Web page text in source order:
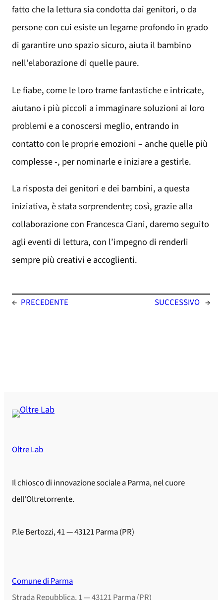
fatto che la lettura sia condotta dai genitori, o da
persone con cui esiste un legame profondo in grado
di garantire uno spazio sicuro, aiuta il bambino
nell’elaborazione di quelle paure.
Le fiabe, come le loro trame fantastiche e intricate,
aiutano i più piccoli a immaginare soluzioni ai loro
problemi e a conoscersi meglio, entrando in
contatto con le proprie emozioni – anche quelle più
complesse -, per nominarle e iniziare a gestirle.
La risposta dei genitori e dei bambini, a questa
iniziativa, è stata sorprendente; così, grazie alla
collaborazione con Francesca Ciani, daremo seguito
agli eventi di lettura, con l’impegno di renderli
sempre più creativi e accoglienti.
← PRECEDENTE SUCCESSIVO →
Oltre Lab
Il chiosco di innovazione sociale a Parma, nel cuore
dell'Oltretorrente.
P.le Bertozzi, 41 — 43121 Parma (PR)
Comune di Parma
Strada Repubblica, 1 — 43121 Parma (PR)